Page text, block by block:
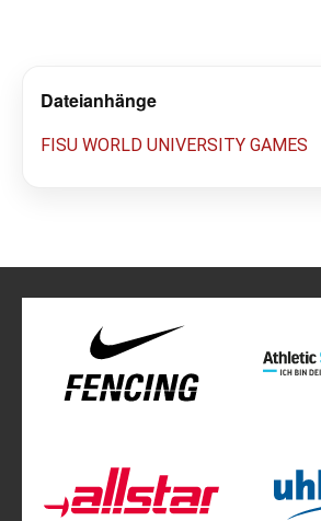
Dateianhänge
FISU WORLD UNIVERSITY GAMES